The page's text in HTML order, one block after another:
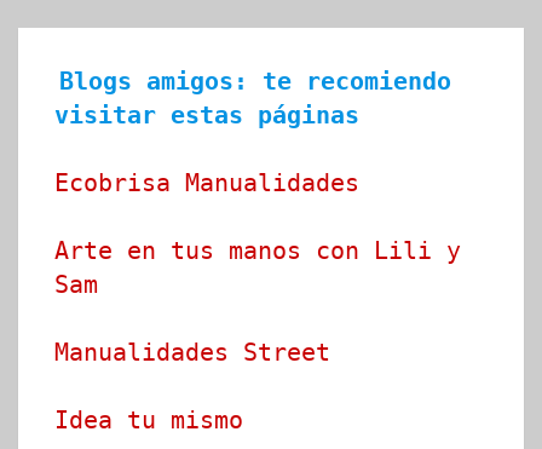
Blogs amigos: te recomiendo
visitar estas páginas
Ecobrisa Manualidades
Arte en tus manos con Lili y
Sam
Manualidades Street
Idea tu mismo